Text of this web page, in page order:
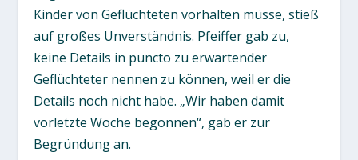
Kinder von Geflüchteten vorhalten müsse, stieß
auf großes Unverständnis. Pfeiffer gab zu,
keine Details in puncto zu erwartender
Geflüchteter nennen zu können, weil er die
Details noch nicht habe. „Wir haben damit
vorletzte Woche begonnen“, gab er zur
Begründung an.